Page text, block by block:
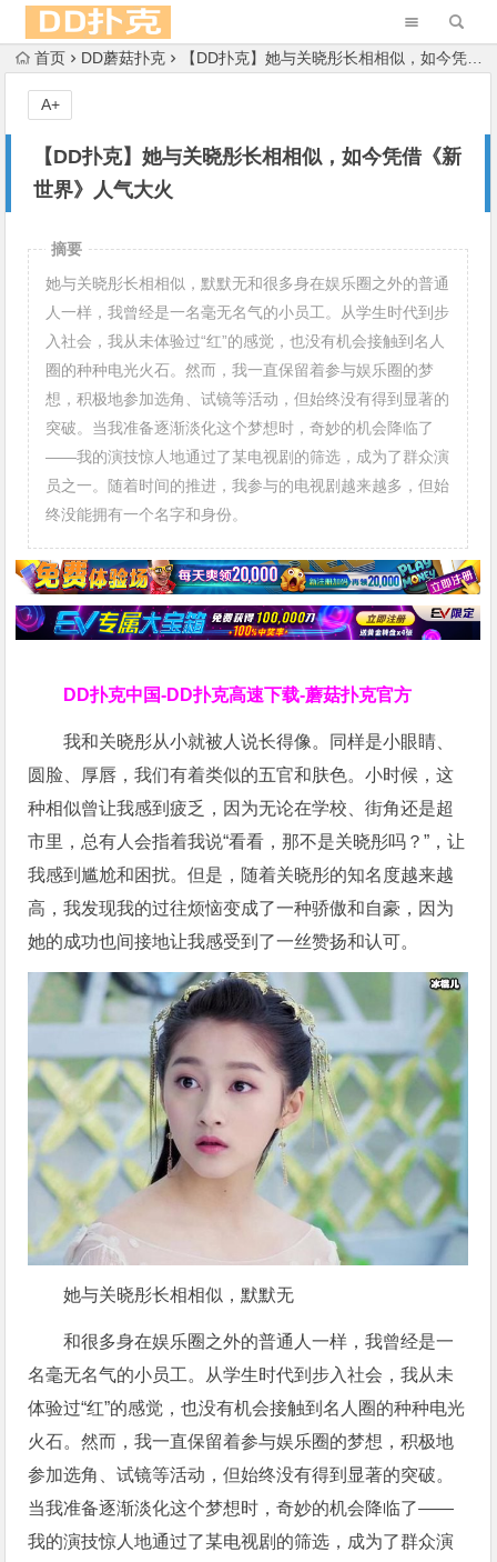
首页 DD蘑菇扑克 【DD扑克】她与关晓彤长相相似，如今凭借《新世界》人气大火
【DD扑克】她与关晓彤长相相似，如今凭借《新
世界》人气大火
A+
摘要
她与关晓彤长相相似，默默无和很多身在娱乐圈之外的普通
人一样，我曾经是一名毫无名气的小员工。从学生时代到步
入社会，我从未体验过“红”的感觉，也没有机会接触到名人
圈的种种电光火石。然而，我一直保留着参与娱乐圈的梦
想，积极地参加选角、试镜等活动，但始终没有得到显著的
突破。当我准备逐渐淡化这个梦想时，奇妙的机会降临了
——我的演技惊人地通过了某电视剧的筛选，成为了群众演
员之一。随着时间的推进，我参与的电视剧越来越多，但始
终没能拥有一个名字和身份。
DD扑克中国-DD扑克高速下载-蘑菇扑克官方
我和关晓彤从小就被人说长得像。同样是小眼睛、
圆脸、厚唇，我们有着类似的五官和肤色。小时候，这
种相似曾让我感到疲乏，因为无论在学校、街角还是超
市里，总有人会指着我说“看看，那不是关晓彤吗？”，让
我感到尴尬和困扰。但是，随着关晓彤的知名度越来越
高，我发现我的过往烦恼变成了一种骄傲和自豪，因为
她的成功也间接地让我感受到了一丝赞扬和认可。
她与关晓彤长相相似，默默无
和很多身在娱乐圈之外的普通人一样，我曾经是一
名毫无名气的小员工。从学生时代到步入社会，我从未
体验过“红”的感觉，也没有机会接触到名人圈的种种电光
火石。然而，我一直保留着参与娱乐圈的梦想，积极地
参加选角、试镜等活动，但始终没有得到显著的突破。
当我准备逐渐淡化这个梦想时，奇妙的机会降临了——
我的演技惊人地通过了某电视剧的筛选，成为了群众演